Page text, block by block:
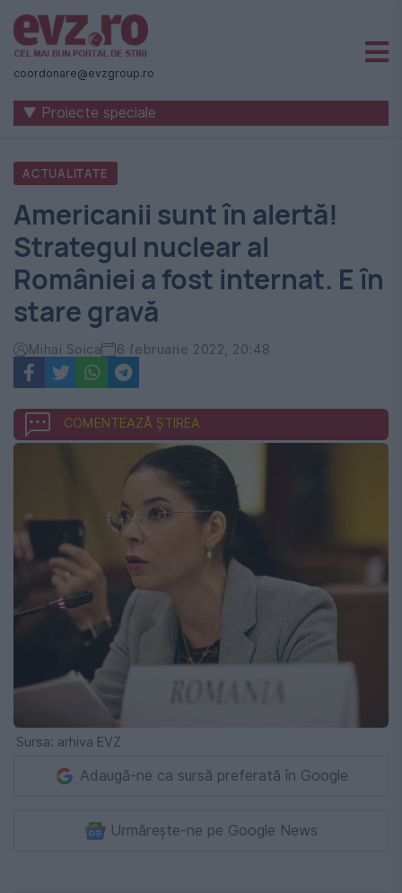
Știri
naționale
internaționale
România
-
Evenimentul
Zilei
coordonare@evzgroup.ro
▼ Proiecte speciale
ACTUALITATE
Americanii sunt în alertă!
Strategul nuclear al
României a fost internat. E în
stare gravă
Mihai Soica 6 februarie 2022, 20:48
COMENTEAZĂ ȘTIREA
Sursa: arhiva EVZ
Adaugă-ne ca sursă preferată în Google
Urmărește-ne pe Google News